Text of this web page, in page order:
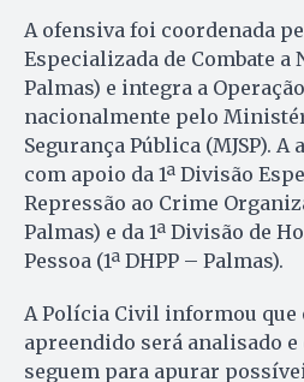
A ofensiva foi coordenada
Especializada de Combate a
Palmas) e integra a
nacionalmente pelo
Segurança Pública (MJSP).
com apoio da 1ª Divisão
Repressão ao Crime
Palmas) e da 1ª Divisão de
Pessoa (1ª DHPP – Palmas).
A Polícia Civil informou que
apreendido será analisado
seguem para apurar